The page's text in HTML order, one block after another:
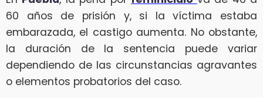
60 años de prisión y, si la víctima estaba
embarazada, el castigo aumenta. No obstante,
la duración de la sentencia puede variar
dependiendo de las circunstancias agravantes
o elementos probatorios del caso.